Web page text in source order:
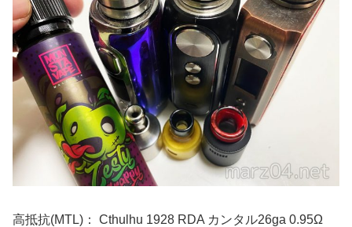
高抵抗(MTL)： Cthulhu 1928 RDA カンタル26ga 0.95Ω